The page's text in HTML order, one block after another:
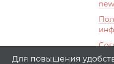
с
Для повышения